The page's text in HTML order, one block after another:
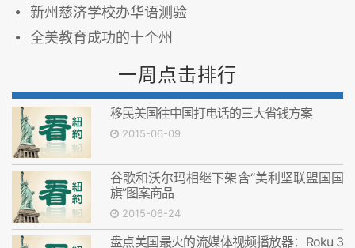
新州慈济学校办华语测验
全美教育成功的十个州
一周点击排行
移民美国往中国打电话的三大省钱方案
2015-06-09
谷歌和沃尔玛相继下架含“美利坚联盟国国
旗”图案商品
2015-06-24
盘点美国最火的流媒体视频播放器：Roku 3